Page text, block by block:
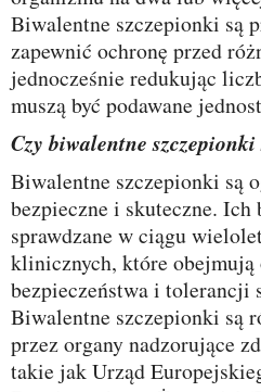
Biwalentne szczepionki są
zapewnić ochronę przed
jednocześnie redukując
muszą być podawane
Czy biwalentne
Biwalentne szczepionki są ogólnie uważane za
bezpieczne i skuteczne. Ich
sprawdzane w ciągu
klinicznych, które obejmują
bezpieczeństwa i tolerancji
Biwalentne szczepionki są
przez organy nadzorujące
takie jak Urząd